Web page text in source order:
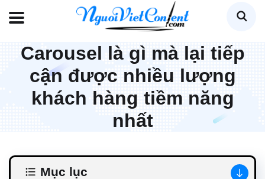
Carousel là gì mà lại tiếp
cận được nhiều lượng
khách hàng tiềm năng
nhất
Mục lục